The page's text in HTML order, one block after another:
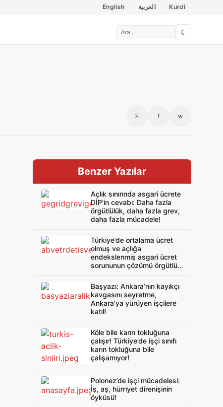
English العربية Kurdî
☾
𝕏 f w
Benzer Yazılar
Açlık sınırında asgari ücrete
DİP’in cevabı: Daha fazla
örgütlülük, daha fazla grev,
daha fazla mücadele!
Türkiye’de ortalama ücret
olmuş ve açlığa
endekslenmiş asgari ücret
sorununun çözümü örgütlü
değil toplu sözleşme!
Başyazı: Ankara’nın kayıkçı
kavgasını seyretme,
Ankara’ya yürüyen işçilere
katıl!
Köle bile karın tokluğuna
çalışır! Türkiye’de işçi sınıfı
karın tokluğuna bile
çalışamıyor!
Polonez’de işçi mücadelesi:
İş, aş, hürriyet direnişinin
öyküsü!